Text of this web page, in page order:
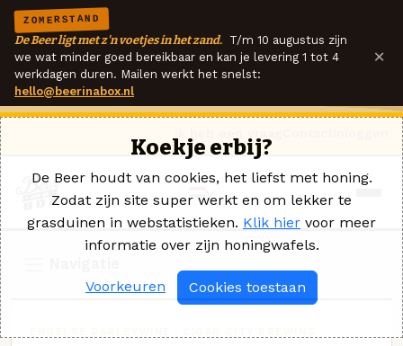
ZOMERSTAND
De Beer ligt met z'n voetjes in het zand. T/m 10 augustus zijn
we wat minder goed bereikbaar en kan je levering 1 tot 4
werkdagen duren. Mailen werkt het snelst:
hello@beerinabox.nl
×
Koekje erbij?
De Beer houdt van cookies, het liefst met honing.
Zodat zijn site super werkt en om lekker te
grasduinen in webstatistieken. Klik hier voor meer
informatie over zijn honingwafels.
Voorkeuren Cookies toestaan